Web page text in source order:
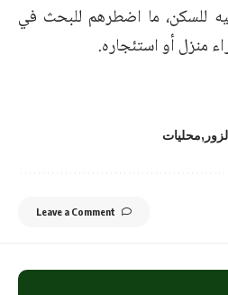
للسكن، ما اضطرهم للبحث في
منزل أو استئجاره.
محليات
Leave a Comment